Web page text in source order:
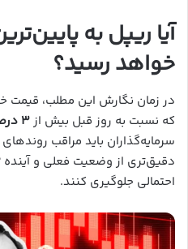
آیا ریپل به
خواهد رسید؟
در زمان نگارش این مطلب، قیمت
که نسبت به روز قبل بیش از۳ درصد کاهش یافته است
سرمایه‌گذاران باید مراقب
دقیق‌تری از وضعیت فعلی و آینده
احتمالی جلوگیری کنند.